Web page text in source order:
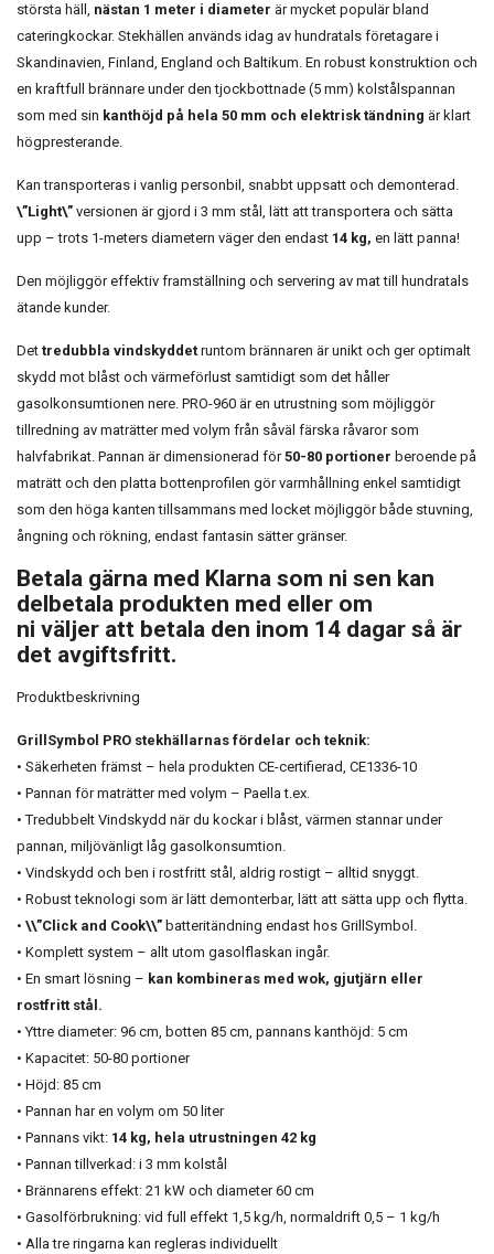
största häll, nästan 1 meter i diameter är mycket populär bland
cateringkockar. Stekhällen används idag av hundratals företagare i
Skandinavien, Finland, England och Baltikum. En robust konstruktion och
en kraftfull brännare under den tjockbottnade (5 mm) kolstålspannan
som med sin kanthöjd på hela 50 mm och elektrisk tändning är klart
högpresterande.
Kan transporteras i vanlig personbil, snabbt uppsatt och demonterad.
\”Light\” versionen är gjord i 3 mm stål, lätt att transportera och sätta
upp – trots 1-meters diametern väger den endast 14 kg, en lätt panna!
Den möjliggör effektiv framställning och servering av mat till hundratals
ätande kunder.
Det tredubbla vindskyddet runtom brännaren är unikt och ger optimalt
skydd mot blåst och värmeförlust samtidigt som det håller
gasolkonsumtionen nere. PRO-960 är en utrustning som möjliggör
tillredning av maträtter med volym från såväl färska råvaror som
halvfabrikat. Pannan är dimensionerad för50-80 portioner beroende på
maträtt och den platta bottenprofilen gör varmhållning enkel samtidigt
som den höga kanten tillsammans med locket möjliggör både stuvning,
ångning och rökning, endast fantasin sätter gränser.
Betala gärna med Klarna som ni sen kan
delbetala produkten med eller om
ni väljer att betala den inom 14 dagar så är
det avgiftsfritt.
Produktbeskrivning
GrillSymbol PRO stekhällarnas fördelar och teknik:
• Säkerheten främst – hela produkten CE-certifierad, CE1336-10
• Pannan för maträtter med volym – Paella t.ex.
• Tredubbelt Vindskydd när du kockar i blåst, värmen stannar under
pannan, miljövänligt låg gasolkonsumtion.
• Vindskydd och ben i rostfritt stål, aldrig rostigt – alltid snyggt.
• Robust teknologi som är lätt demonterbar, lätt att sätta upp och flytta.
• \\”Click and Cook\\” batteritändning endast hos GrillSymbol.
• Komplett system – allt utom gasolflaskan ingår.
• En smart lösning – kan kombineras med wok, gjutjärn eller
rostfritt stål.
• Yttre diameter: 96 cm, botten 85 cm, pannans kanthöjd: 5 cm
• Kapacitet: 50-80 portioner
• Höjd: 85 cm
• Pannan har en volym om 50 liter
• Pannans vikt: 14 kg, hela utrustningen 42 kg
• Pannan tillverkad: i 3 mm kolstål
• Brännarens effekt: 21 kW och diameter 60 cm
• Gasolförbrukning: vid full effekt 1,5 kg/h, normaldrift 0,5 – 1 kg/h
• Alla tre ringarna kan regleras individuellt